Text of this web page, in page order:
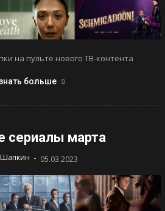
на пульте нового ТВ-контента
больше
сериалы марта
- 05.03.2023